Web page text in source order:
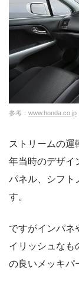
参考： www.honda.co.jp
ストリームの運
年当時のデザイ
パネル、シフト
す。
ですがインパネ
イリッシュなも
の良いメッキパ